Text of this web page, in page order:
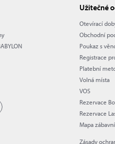
Užitečné
Otevírací
Obchodní
Poukaz s
Registrace
Platební
Volná místa
VOS
Rezervace
Rezervace
Mapa
Zásady